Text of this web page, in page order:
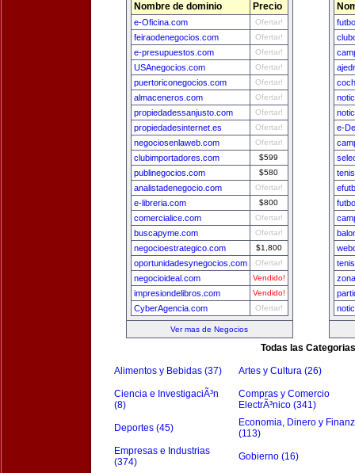
Nombre de dominio Precio
e-Oficina.com Ofertar!
feiraodenegocios.com Ofertar!
e-presupuestos.com Ofertar!
USAnegocios.com Ofertar!
puertoriconegocios.com Ofertar!
almaceneros.com Ofertar!
propiedadessanjusto.com Ofertar!
propiedadesinternet.es Ofertar!
negociosenlaweb.com Ofertar!
clubimportadores.com $599
publinegocios.com $580
analistadenegocio.com Ofertar!
e-libreria.com $800
comercialice.com Ofertar!
buscapyme.com Ofertar!
negocioestrategico.com $1,800
oportunidadesynegocios.com Ofertar!
negocioideal.com Vendido!
impresiondelibros.com Vendido!
CyberAgencia.com Ofertar!
Ver mas de Negocios
e-
Todas las Categorias
Alimentos y Bebidas (37) Artes y Cultura (26)
Ciencia e InvestigaciÃ³n
(8)
Compras y Comercio
ElectrÃ³nico (341)
Deportes (45)
Economia, Dinero y
(113)
Empresas e Industrias
(374)
Gobierno (16)